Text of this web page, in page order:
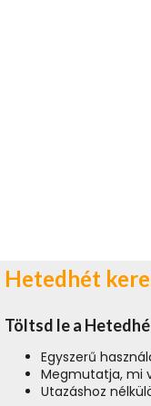
Hetedhét
Töltsd le a
Egyszerű
Megmutatja, mi
Utazáshoz